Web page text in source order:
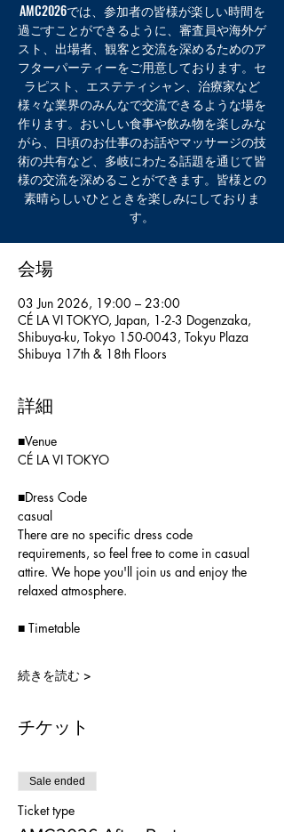
AMC2026では、参加者の皆様が楽しい時間を
過ごすことができるように、審査員や海外ゲ
スト、出場者、観客と交流を深めるためのア
フターパーティーをご用意しております。セ
ラピスト、エステティシャン、治療家など
様々な業界のみんなで交流できるような場を
作ります。おいしい食事や飲み物を楽しみな
がら、日頃のお仕事のお話やマッサージの技
術の共有など、多岐にわたる話題を通じて皆
様の交流を深めることができます。皆様との
素晴らしいひとときを楽しみにしておりま
す。
会場
03 Jun 2026, 19:00 – 23:00
CÉ LA VI TOKYO, Japan, 1-2-3 Dogenzaka,
Shibuya-ku, Tokyo 150-0043, Tokyu Plaza
Shibuya 17th & 18th Floors
詳細
■Venue
CÉ LA VI TOKYO
■Dress Code
casual
There are no specific dress code
requirements, so feel free to come in casual
attire. We hope you'll join us and enjoy the
relaxed atmosphere.
■ Timetable
続きを読む >
チケット
Sale ended
Ticket type